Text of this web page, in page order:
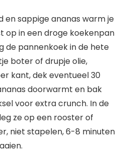
en sappige ananas warm je
op in een droge koekenpan
de pannenkoek in de hete
boter of drupje olie,
kant, dek eventueel 30
doorwarmt en bak
voor extra crunch. In de
ze op een rooster of
niet stapelen, 6-8 minuten